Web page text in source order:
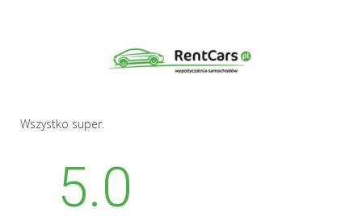
Wszystko super.
5.0